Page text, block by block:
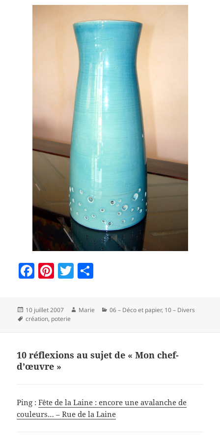
F
c
e
o
o
Pi
er
es
T
itt
er
rt
a
er
Publié
le
10 juillet 2007 Auteur
Marie Catégories
06 – Déco et papier, 10 – Divers
Mots-
création, poterie
10 réflexions au sujet de « Mon chef-
d’œuvre »
Ping :Fête de la Laine : encore une avalanche de
couleurs… – Rue de la Laine